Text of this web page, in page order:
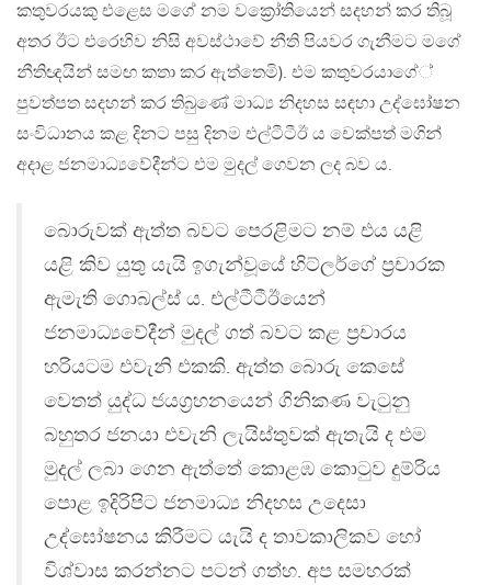
කතුවරයකු එළෙස මගේ නම වක්‍රෝතියෙන් සදහන් කර තිබූ
අතර ඊට එරෙහිව නිසි අවස්ථාවේ නීති පියවර ගැනීමට මගේ
නීතිඥයින් සමඟ කතා කර ඇත්තෙමි). එම කතුවරයාගේ්
පුවත්පත සදහන් කර තිබුණේ මාධ්‍ය නිදහස සඳහා උද්ඝෝෂන
සංවිධානය කළ දිනට පසු දිනම එල්ටීටීඊ ය චෙක්පත් මගින්
අදාළ ජනමාධ්‍යවේදීන්ට එම මුදල් ගෙවන ලද බව ය.
බොරුවක් ඇත්ත බවට පෙරළිමට නම් එය යළි
යළි කිව යුතු යැයි ඉගැන්වූයේ හිට්ලර්ගේ ප්‍රචාරක
ඇමැති ගොබල්ස් ය. එල්ටීටීඊයෙන්
ජනමාධ්‍යවේදීන් මුදල් ගත් බවට කළ ප්‍රචාරය
හරියටම එවැනි එකකි. ඇත්ත බොරු කෙසේ
වෙතත් යුද්ධ ජයග්‍රහනයෙන් ගිනිකණ වැටුනු
බහුතර ජනයා එවැනි ලැයිස්තුවක් ඇතැයි ද එම
මුදල් ලබා ගෙන ඇත්තේ කොළඹ කොටුව දුම්රිය
පොළ ඉදිරිපිට ජනමාධ්‍ය නිදහස උදෙසා
උද්ඝෝෂනය කිරීමට යැයි ද තාවකාලිකව හෝ
විශ්වාස කරන්නට පටන් ගත්හ. අප සමහරක්